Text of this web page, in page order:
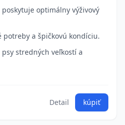
poskytuje optimálny výživový
potreby a špičkovú kondíciu.
stredných veľkostí a
Detail kúpiť